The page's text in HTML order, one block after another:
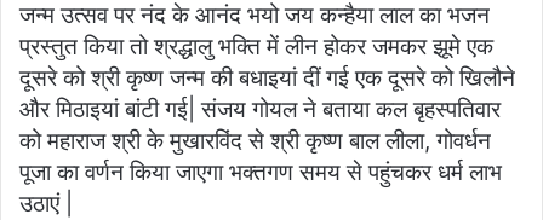
जन्म उत्सव पर नंद के आनंद भयो जय कन्हैया लाल का भजन
प्रस्तुत किया तो श्रद्धालु भक्ति में लीन होकर जमकर झूमे एक
दूसरे को श्री कृष्ण जन्म की बधाइयां दीं गई एक दूसरे को खिलौने
और मिठाइयां बांटी गई| संजय गोयल ने बताया कल बृहस्पतिवार
को महाराज श्री के मुखारविंद से श्री कृष्ण बाल लीला, गोवर्धन
पूजा का वर्णन किया जाएगा भक्तगण समय से पहुंचकर धर्म लाभ
उठाएं |